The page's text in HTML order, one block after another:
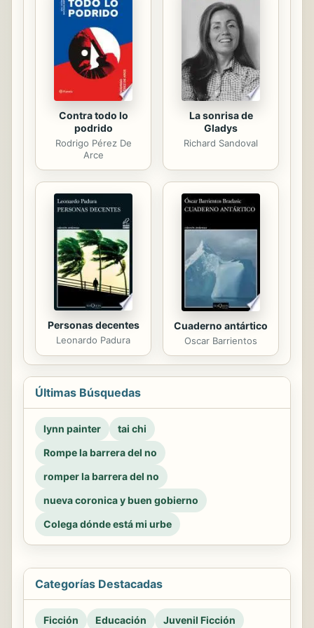
Contra todo lo
podrido
Rodrigo Pérez De
Arce
La sonrisa de
Gladys
Richard Sandoval
Personas decentes
Leonardo Padura
Cuaderno antártico
Oscar Barrientos
Últimas Búsquedas
lynn painter
tai chi
Rompe la barrera del no
romper la barrera del no
nueva coronica y buen gobierno
Colega dónde está mi urbe
Categorías Destacadas
Ficción Educación Juvenil Ficción